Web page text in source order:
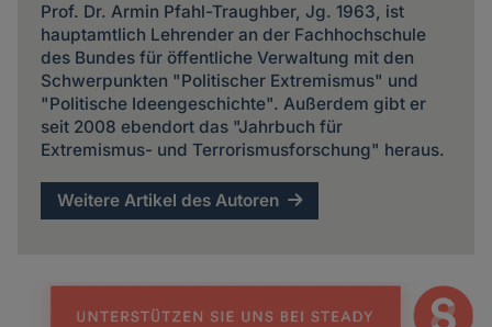
Prof. Dr. Armin Pfahl-Traughber, Jg. 1963, ist
hauptamtlich Lehrender an der Fachhochschule
des Bundes für öffentliche Verwaltung mit den
Schwerpunkten "Politischer Extremismus" und
"Politische Ideengeschichte". Außerdem gibt er
seit 2008 ebendort das "Jahrbuch für
Extremismus- und Terrorismusforschung" heraus.
Weitere Artikel des Autoren